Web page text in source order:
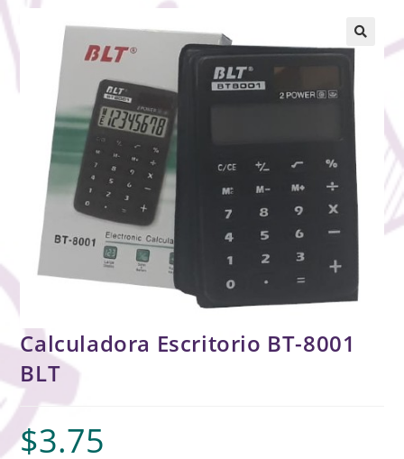
🔍
Calculadora Escritorio BT-8001
BLT
$3.75